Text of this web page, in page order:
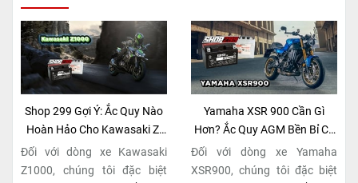
Shop 299 Gợi Ý: Ắc Quy Nào
Hoàn Hảo Cho Kawasaki Z-
Series Naked Bike?
Đối với dòng xe Kawasaki
Z1000, chúng tôi đặc biệt
Yamaha XSR 900 Cần Gì
Hơn? Ắc Quy AGM Bền Bỉ Có
Tại Shop 299
Đối với dòng xe Yamaha
XSR900, chúng tôi đặc biệt